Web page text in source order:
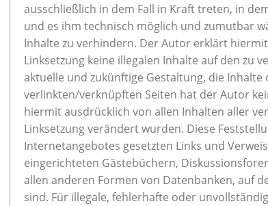
ausschließlich in dem Fall in Kraft treten, in
und es ihm technisch möglich und zumutbar
Inhalte zu verhindern. Der Autor erklärt
Linksetzung keine illegalen Inhalte auf den zu
aktuelle und zukünftige Gestaltung, die
verlinkten/verknüpften Seiten hat der Autor
hiermit ausdrücklich von allen Inhalten aller
Linksetzung verändert wurden. Diese
Internetangebotes gesetzten Links und
eingerichteten Gästebüchern,
allen anderen Formen von Datenbanken, auf
sind. Für illegale, fehlerhafte oder